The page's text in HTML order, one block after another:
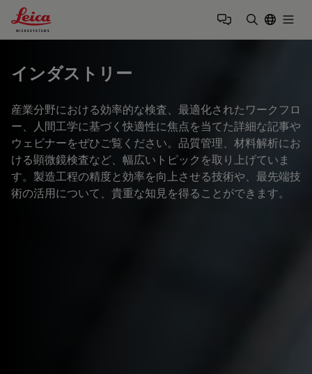
Leica Microsystems Logo
インダストリー
産業分野における効率的な検査、最適化されたワークフロ
ー、人間工学に基づく快適性に焦点を当てた詳細な記事や
ウェビナーをぜひご覧ください。品質管理、材料解析にお
ける顕微鏡検査など、幅広いトピックを取り上げていま
す。製造工程の精度と効率を向上させる技術や、最先端技
術の活用について、貴重な知見を得ることができます。